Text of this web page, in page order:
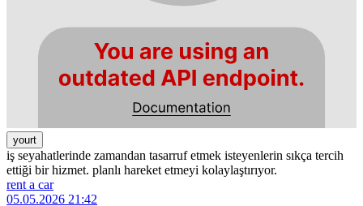
yourt
iş seyahatlerinde zamandan tasarruf etmek isteyenlerin sıkça tercih
ettiği bir hizmet. planlı hareket etmeyi kolaylaştırıyor.
rent a car
05.05.2026 21:42